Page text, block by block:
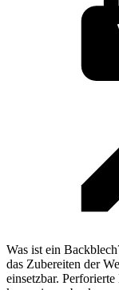
Was ist ein
das Zubereiten der
einsetzbar.